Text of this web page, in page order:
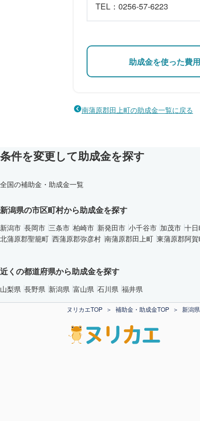
TEL：0256-57-6223
助成金を使った費
南蒲原郡田上町の助成金一覧に戻る
条件を変更して助成金を探す
全国の補助金・助成金一覧
新潟県の市区町村から助成金を探す
新潟市 長岡市 三条市 柏崎市 新発田市 小千谷市 加茂市 十
北蒲原郡聖籠町 西蒲原郡弥彦村 南蒲原郡田上町 東蒲原郡阿
近くの都道府県から助成金を探す
山梨県 長野県 新潟県 富山県 石川県 福井県
ヌリカエTOP 補助金・助成金TOP 新潟